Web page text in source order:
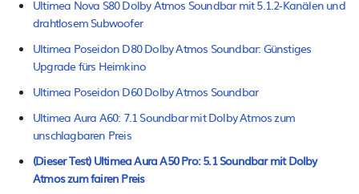
Ultimea Nova S80 Dolby Atmos Soundbar mit 5.1.2-Kanälen und
drahtlosem Subwoofer
Ultimea Poseidon D80 Dolby Atmos Soundbar: Günstiges
Upgrade fürs Heimkino
Ultimea Poseidon D60 Dolby Atmos Soundbar
Ultimea Aura A60: 7.1 Soundbar mit Dolby Atmos zum
unschlagbaren Preis
(Dieser Test) Ultimea Aura A50 Pro: 5.1 Soundbar mit Dolby
Atmos zum fairen Preis